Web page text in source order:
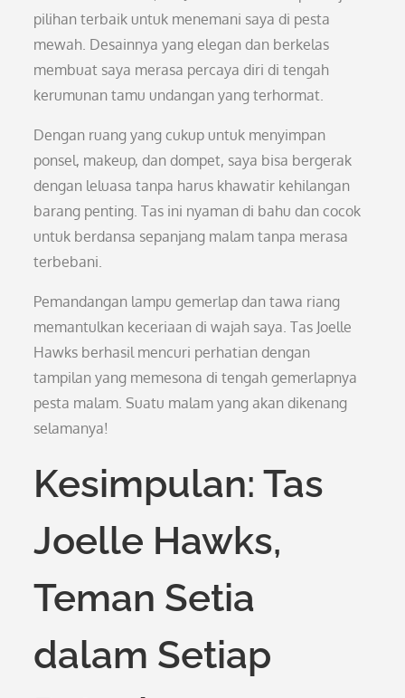
pilihan terbaik untuk menemani saya di pesta
mewah. Desainnya yang elegan dan berkelas
membuat saya merasa percaya diri di tengah
kerumunan tamu undangan yang terhormat.
Dengan ruang yang cukup untuk menyimpan
ponsel, makeup, dan dompet, saya bisa bergerak
dengan leluasa tanpa harus khawatir kehilangan
barang penting. Tas ini nyaman di bahu dan cocok
untuk berdansa sepanjang malam tanpa merasa
terbebani.
Pemandangan lampu gemerlap dan tawa riang
memantulkan keceriaan di wajah saya. Tas Joelle
Hawks berhasil mencuri perhatian dengan
tampilan yang memesona di tengah gemerlapnya
pesta malam. Suatu malam yang akan dikenang
selamanya!
Kesimpulan: Tas
Joelle Hawks,
Teman Setia
dalam Setiap